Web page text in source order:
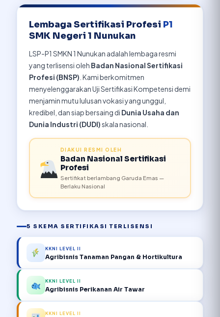
Lembaga Sertifikasi Profesi P1
SMK Negeri 1 Nunukan
LSP-P1 SMKN 1 Nunukan adalah lembaga resmi
yang terlisensi oleh Badan Nasional Sertifikasi
Profesi (BNSP) . Kami berkomitmen
menyelenggarakan Uji Sertifikasi Kompetensi demi
menjamin mutu lulusan vokasi yang unggul,
kredibel, dan siap bersaing di Dunia Usaha dan
Dunia Industri (DUDI)skala nasional.
DIAKUI RESMI OLEH
Badan Nasional Sertifikasi
Profesi
Sertifikat berlambang Garuda Emas —
Berlaku Nasional
5 SKEMA SERTIFIKASI TERLISENSI
KKNI LEVEL II
Agribisnis Tanaman Pangan & Hortikultura
KKNI LEVEL II
Agribisnis Perikanan Air Tawar
KKNI LEVEL II